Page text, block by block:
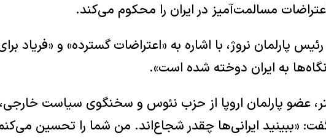
مسالمت‌آمیز در ایران را محکوم می‌کند.
پارلمان نروژ، با اشاره به «اعتراضات گسترده» و «فریاد
به ایران دوخته شده است».
عضو پارلمان اروپا از حزب نئوس و سخنگوی سیاست
«ببینید ایرانی‌ها چقدر شجاع‌اند. من شما را تحسین